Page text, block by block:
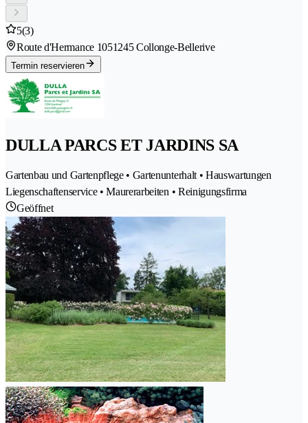
5(3)
Route d'Hermance 1051245 Collonge-Bellerive
Termin reservieren
DULLA PARCS ET JARDINS SA
Gartenbau und Gartenpflege • Gartenunterhalt • Hauswartungen
Liegenschaftenservice • Maurerarbeiten • Reinigungsfirma
Geöffnet